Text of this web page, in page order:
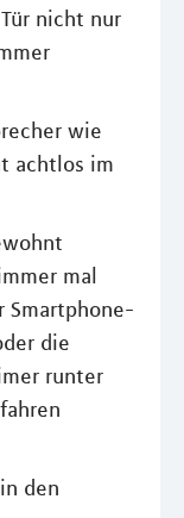
nicht nur
wie
achtlos im
mal
Smartphone-
die
runter
den